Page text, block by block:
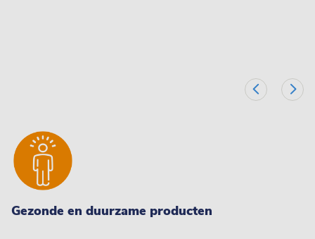
Gezonde en duurzame producten